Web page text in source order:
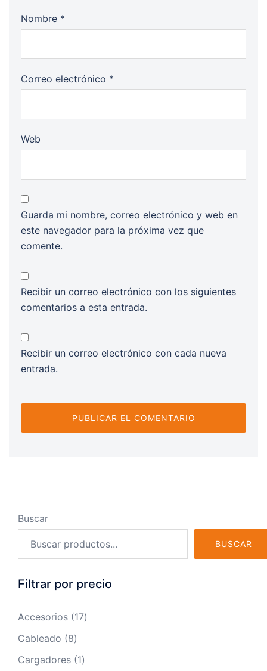
Nombre *
Correo electrónico *
Web
Guarda mi nombre, correo electrónico y web en
este navegador para la próxima vez que
comente.
Recibir un correo electrónico con los siguientes
comentarios a esta entrada.
Recibir un correo electrónico con cada nueva
entrada.
Buscar
BUSCAR
Filtrar por precio
Accesorios 17
Cableado
8
Cargadores 1